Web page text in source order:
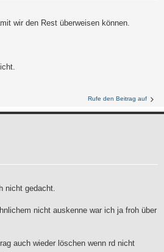
wir den Rest überweisen können.
Rufe den Beitrag auf
nicht gedacht.
nicht auskenne war ich ja froh über
auch wieder löschen wenn rd nicht